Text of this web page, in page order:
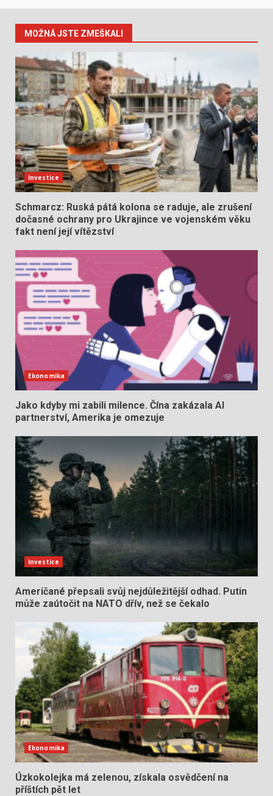
MOŽNÁ JSTE ZMEŠKALI
Investice
Schmarcz: Ruská pátá kolona se raduje, ale zrušení
dočasné ochrany pro Ukrajince ve vojenském věku
fakt není její vítězství
Ekonomika
Jako kdyby mi zabili milence. Čína zakázala AI
partnerství, Amerika je omezuje
Investice
Američané přepsali svůj nejdůležitější odhad. Putin
může zaútočit na NATO dřív, než se čekalo
Ekonomika
Úzkokolejka má zelenou, získala osvědčení na
příštích pět let